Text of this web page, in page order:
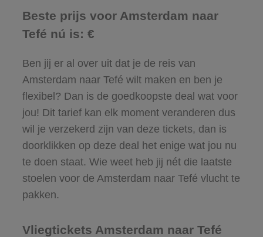
Beste prijs voor Amsterdam naar
Tefé nú is: €
Ben jij er al over uit dat je de reis van
Amsterdam naar Tefé wilt maken en ben je
flexibel? Dan is de goedkoopste deal wat voor
jou! Dit tarief kan elk moment veranderen dus
wil je verzekerd zijn van deze tickets, dan is
doorklikken op deze deal het enige wat jou nu
te doen staat. Wie weet heb jij nét die laatste
stoelen voor de Amsterdam naar Tefé vlucht te
pakken.
Vliegtickets Amsterdam naar Tefé